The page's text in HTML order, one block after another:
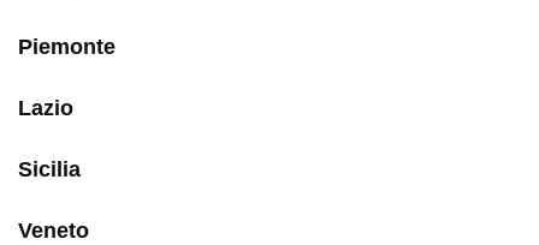
Piemonte
Lazio
Sicilia
Veneto